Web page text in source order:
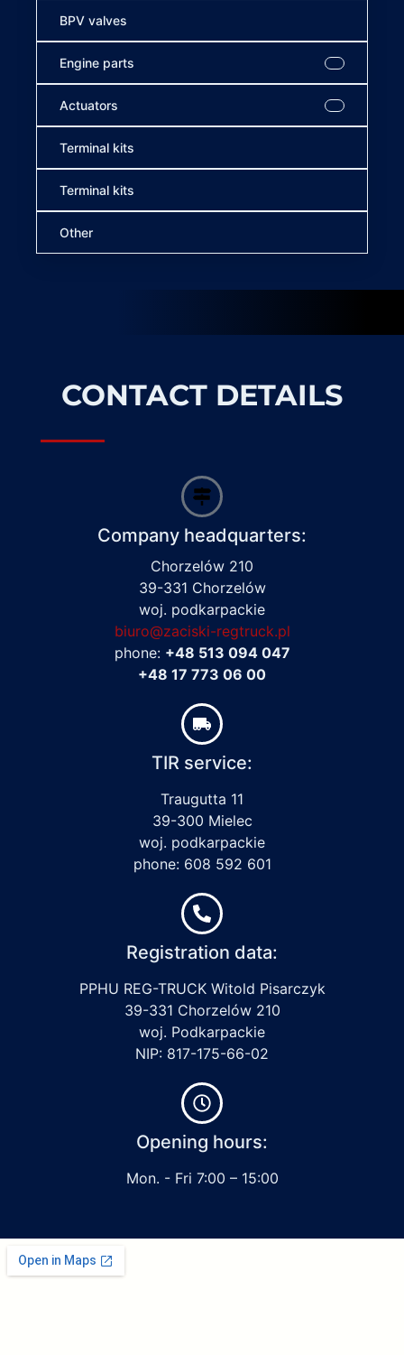
BPV valves
Engine parts
Actuators
Terminal kits
Terminal kits
Other
CONTACT DETAILS
Company headquarters:
Chorzelów 210
39-331 Chorzelów
woj. podkarpackie
biuro@zaciski-regtruck.pl
phone: +48 513 094 047
+48 17 773 06 00
TIR service:
Traugutta 11
39-300 Mielec
woj. podkarpackie
phone: 608 592 601
Registration data:
PPHU REG-TRUCK Witold Pisarczyk
39-331 Chorzelów 210
woj. Podkarpackie
NIP: 817-175-66-02
Opening hours:
Mon. - Fri 7:00 – 15:00